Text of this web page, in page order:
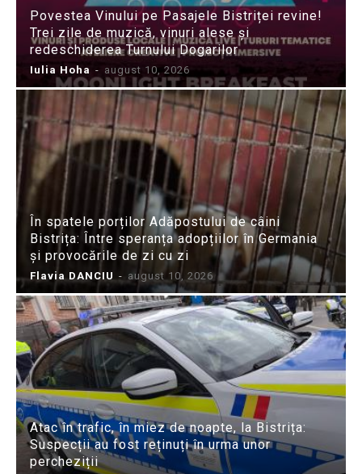
Povestea Vinului pe Pasajele Bistriței revine!
Trei zile de muzică, vinuri alese și
redeschiderea Turnului Dogarilor
Iulia Hoha - august 10, 2026
În spatele porților Adăpostului de câini
Bistrița: Între speranța adopțiilor în Germania
și provocările de zi cu zi
Flavia DANCIU - august 10, 2026
Atac în trafic, în miez de noapte, la Bistrița:
Suspecții au fost reținuți în urma unor
percheziții